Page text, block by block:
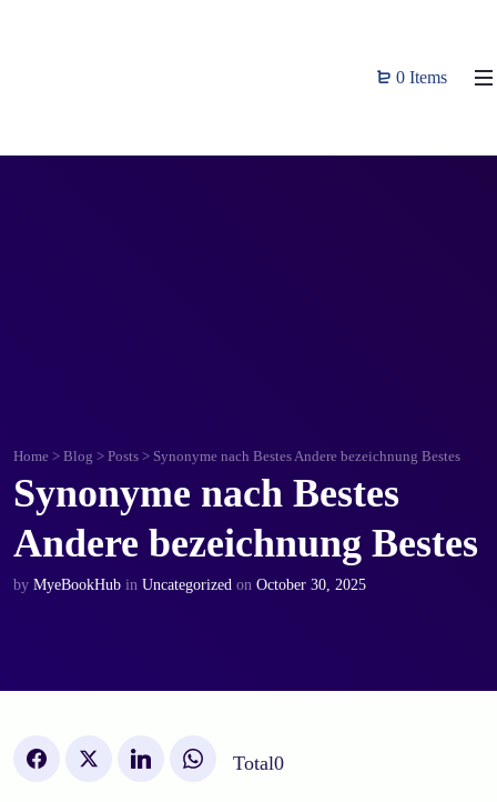
0 Items
Home > Blog > Posts > Synonyme nach Bestes Andere bezeichnung Bestes
Synonyme nach Bestes
Andere bezeichnung Bestes
by MyeBookHub in Uncategorized on October 30, 2025
Total0